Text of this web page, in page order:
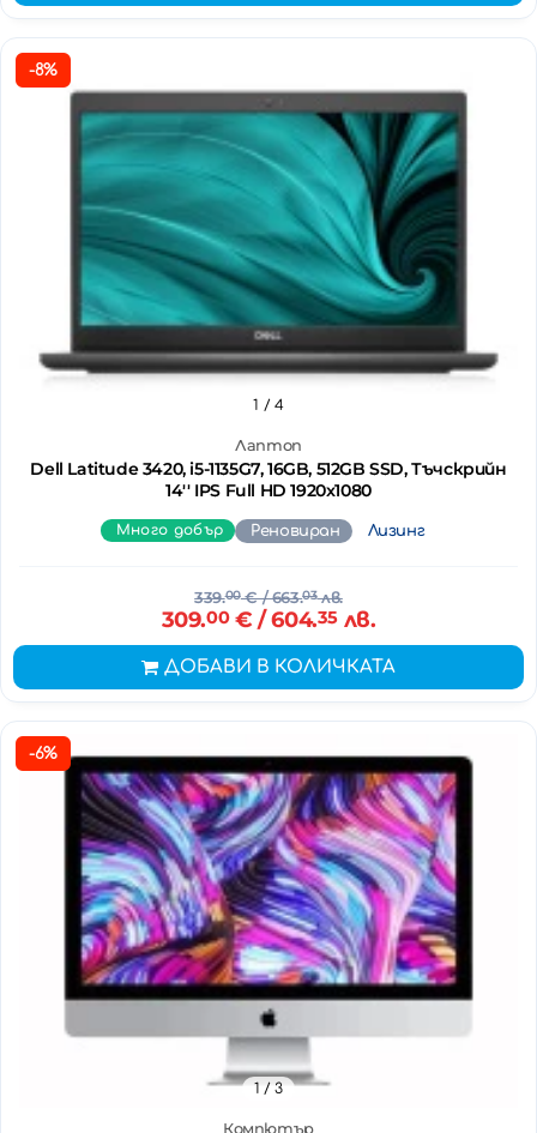
-8%
Лаптоп
Dell Latitude 3420, i5-1135G7, 16GB, 512GB SSD, Тъчскрийн
14'' IPS Full HD 1920x1080
1 / 4
Много добър Реновиран Лизинг
339.00€/ 663.03лв.
309.00€ / 604.35лв.
ДОБАВИ В КОЛИЧКАТА
-6%
Компютър
1 / 3